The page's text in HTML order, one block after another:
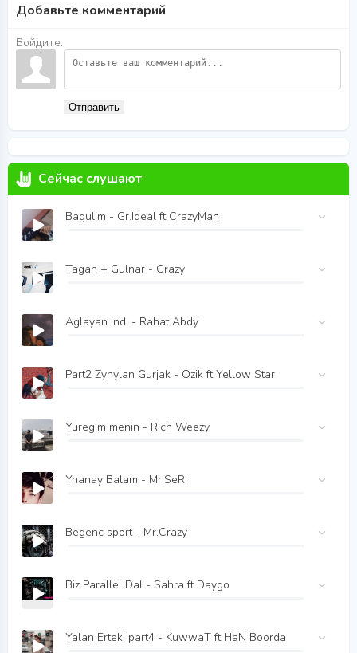
Добавьте комментарий
Войдите:
Отправить
Сейчас слушают
Bagulim - Gr.Ideal ft CrazyMan
Tagan + Gulnar - Crazy
Aglayan Indi - Rahat Abdy
Part2 Zynylan Gurjak - Ozik ft Yellow Star
Yuregim menin - Rich Weezy
Ynanay Balam - Mr.SeRi
Begenc sport - Mr.Crazy
Biz Parallel Dal - Sahra ft Daygo
Yalan Erteki part4 - KuwwaT ft HaN Boorda